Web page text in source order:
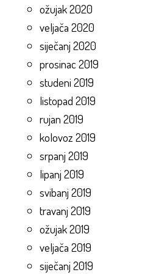
ožujak 2020
veljača 2020
siječanj 2020
prosinac 2019
studeni 2019
listopad 2019
rujan 2019
kolovoz 2019
srpanj 2019
lipanj 2019
svibanj 2019
travanj 2019
ožujak 2019
veljača 2019
siječanj 2019